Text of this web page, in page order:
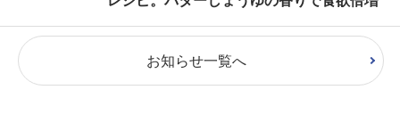
お知らせ一覧へ